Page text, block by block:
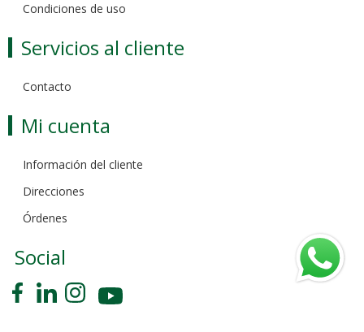
Condiciones de uso
Servicios al cliente
Contacto
Mi cuenta
Información del cliente
Direcciones
Órdenes
Social